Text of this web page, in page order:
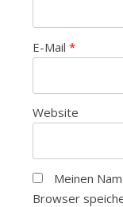
E-Mail *
Website
Meinen
Browser